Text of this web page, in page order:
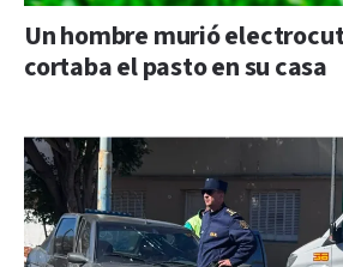
Un hombre murió
cortaba el pasto en su casa